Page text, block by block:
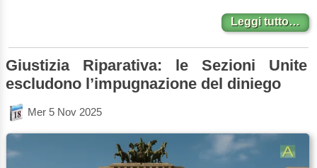
Leggi tutto…
Giustizia Riparativa: le Sezioni Unite
escludono l’impugnazione del diniego
Mer 5 Nov 2025